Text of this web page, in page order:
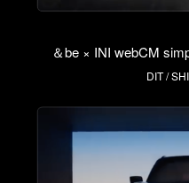
＆be × INI webCM
DIT /